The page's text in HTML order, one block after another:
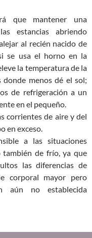
que mantener una
estancias abriendo
al recién nacido de
se usa el horno en la
la temperatura de la
menos dé el sol;
de refrigeración a un
en el pequeño.
corrientes de aire y del
en exceso.
a las situaciones
también de frío, ya que
las diferencias de
corporal mayor pero
aún no establecida